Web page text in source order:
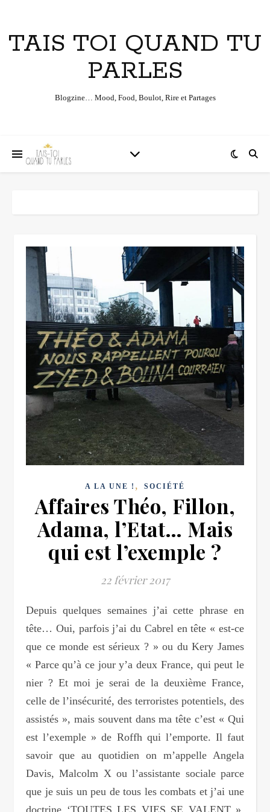
TAIS TOI QUAND TU
PARLES
Blogzine… Mood, Food, Boulot, Rire et Partages
A LA UNE ! , SOCIÉTÉ
Affaires Théo, Fillon,
Adama, l’Etat… Mais
qui est l’exemple ?
22 février 2017
Depuis quelques semaines j’ai cette phrase en
tête… Oui, parfois j’ai du Cabrel en tête « est-ce
que ce monde est sérieux ? » ou du Kery James
« Parce qu’à ce jour y’a deux France, qui peut le
nier ? Et moi je serai de la deuxième France,
celle de l’insécurité, des terroristes potentiels, des
assistés », mais souvent dans ma tête c’est « Qui
est l’exemple » de Roffh qui l’emporte. Il faut
savoir que au quotidien on m’appelle Angela
Davis, Malcolm X ou l’assistante sociale parce
que je suis un peu de tous les combats et j’ai une
doctrine ‘TOUTES LES VIES SE VALENT ».